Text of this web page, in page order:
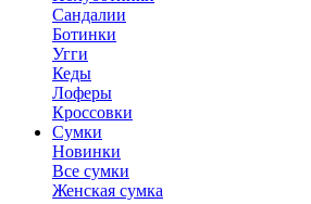
Сандалии
Ботинки
Угги
Кеды
Лоферы
Кроссовки
Сумки
Новинки
Все сумки
Женская сумка